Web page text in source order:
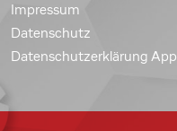
Impressum
Datenschutz
Datenschutzerklärung App